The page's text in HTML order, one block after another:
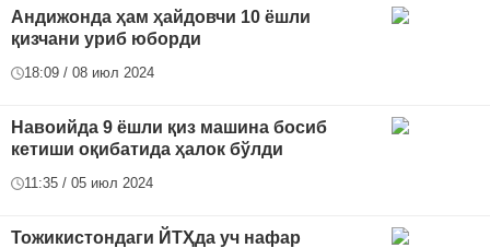
Андижонда ҳам ҳайдовчи 10 ёшли
қизчани уриб юборди
18:09 / 08 июл 2024
Навоийда 9 ёшли қиз машина босиб
кетиши оқибатида ҳалок бўлди
11:35 / 05 июл 2024
Тожикистондаги ЙТҲда уч нафар